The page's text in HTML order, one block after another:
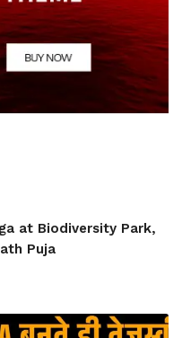
at Biodiversity Park,
Puja